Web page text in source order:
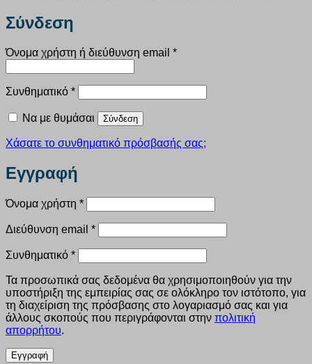
Σύνδεση
Όνομα χρήστη ή διεύθυνση email *Απαιτείται
Συνθηματικό *Απαιτείται
Να με θυμάσαι Σύνδεση
Χάσατε το συνθηματικό πρόσβασής σας;
Εγγραφή
Όνομα χρήστη *Απαιτείται
Διεύθυνση email *Απαιτείται
Συνθηματικό *Απαιτείται
Τα προσωπικά σας δεδομένα θα χρησιμοποιηθούν για την
υποστήριξη της εμπειρίας σας σε ολόκληρο τον ιστότοπο, για
τη διαχείριση της πρόσβασης στο λογαριασμό σας και για
άλλους σκοπούς που περιγράφονται στην πολιτική
απορρήτου.
Εγγραφή